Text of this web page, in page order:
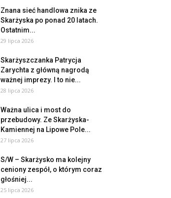
Znana sieć handlowa znika ze
Skarżyska po ponad 20 latach.
Ostatnim...
29 lipca 2026
Skarżyszczanka Patrycja
Zarychta z główną nagrodą
ważnej imprezy. I to nie...
28 lipca 2026
Ważna ulica i most do
przebudowy. Ze Skarżyska-
Kamiennej na Lipowe Pole...
27 lipca 2026
S/W – Skarżysko ma kolejny
ceniony zespół, o którym coraz
głośniej...
25 lipca 2026